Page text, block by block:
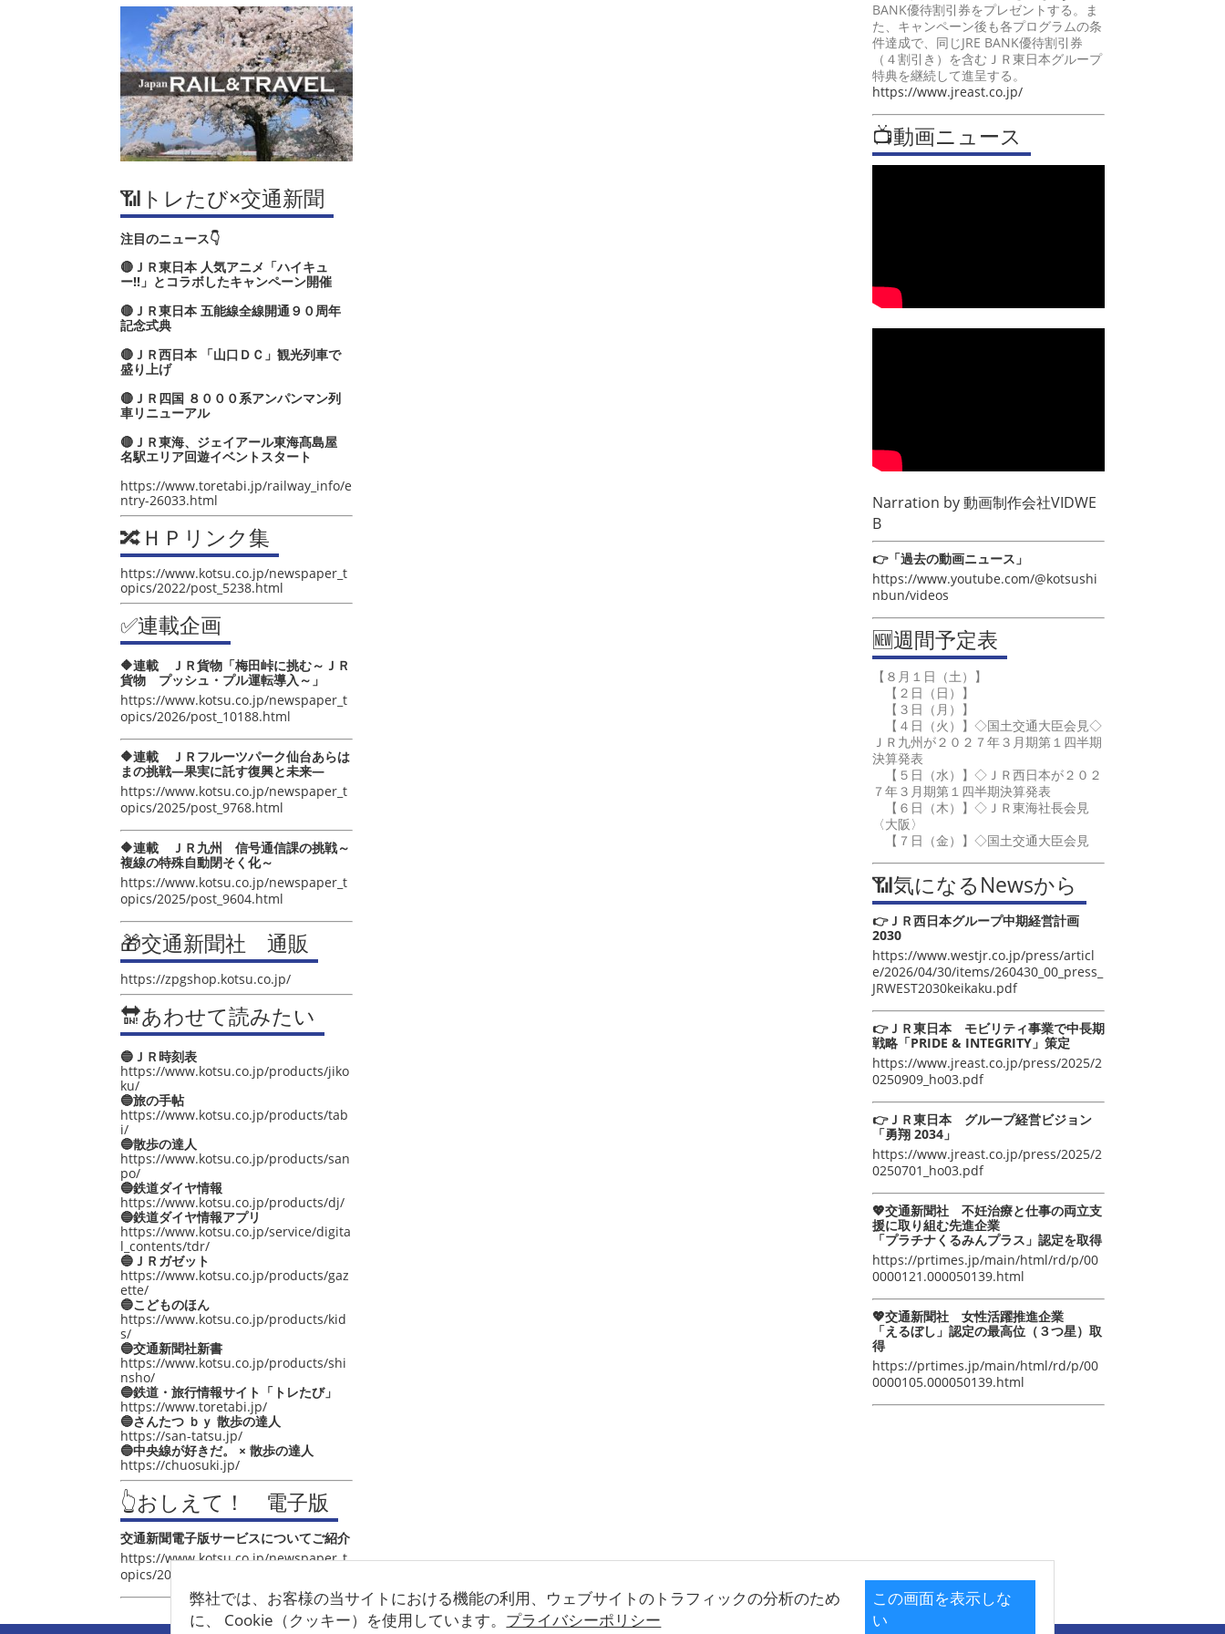
弊社では、お客様の当サイトにおける機能の利用、ウェブサイトのトラフィックの分析のため
に、 Cookie（クッキー）を使用しています。 プライバシーポリシー
この画面を表示しな
い
📶トレたび×交通新聞
注目のニュース👇
🔴ＪＲ東日本 人気アニメ「ハイキュ
ー‼」とコラボしたキャンペーン開催
🔴ＪＲ東日本 五能線全線開通９０周年
記念式典
🔴ＪＲ西日本 「山口ＤＣ」観光列車で
盛り上げ
🔴ＪＲ四国 ８０００系アンパンマン列
車リニューアル
🔴ＪＲ東海、ジェイアール東海髙島屋
名駅エリア回遊イベントスタート
https://www.toretabi.jp/railway_info/e
ntry-26033.html
🔀ＨＰリンク集
https://www.kotsu.co.jp/newspaper_t
opics/2022/post_5238.html
✅連載企画
🔶連載 ＪＲ貨物「梅田峠に挑む～ＪＲ
貨物 プッシュ・プル運転導入～」
https://www.kotsu.co.jp/newspaper_t
opics/2026/post_10188.html
🔶連載 ＪＲフルーツパーク仙台あらは
まの挑戦―果実に託す復興と未来―
https://www.kotsu.co.jp/newspaper_t
opics/2025/post_9768.html
🔶連載 ＪＲ九州 信号通信課の挑戦～
複線の特殊自動閉そく化～
https://www.kotsu.co.jp/newspaper_t
opics/2025/post_9604.html
🎁交通新聞社 通販
https://zpgshop.kotsu.co.jp/
🔛あわせて読みたい
🔵ＪＲ時刻表
https://www.kotsu.co.jp/products/jiko
ku/
🔵旅の手帖
https://www.kotsu.co.jp/products/tab
i/
🔵散歩の達人
https://www.kotsu.co.jp/products/san
po/
🔵鉄道ダイヤ情報
https://www.kotsu.co.jp/products/dj/
🔵鉄道ダイヤ情報アプリ
https://www.kotsu.co.jp/service/digita
l_contents/tdr/
🔵ＪＲガゼット
https://www.kotsu.co.jp/products/gaz
ette/
🔵こどものほん
https://www.kotsu.co.jp/products/kid
s/
🔵交通新聞社新書
https://www.kotsu.co.jp/products/shi
nsho/
🔵鉄道・旅行情報サイト「トレたび」
https://www.toretabi.jp/
🔵さんたつ ｂｙ 散歩の達人
https://san-tatsu.jp/
🔵中央線が好きだ。 × 散歩の達人
https://chuosuki.jp/
👆おしえて！ 電子版
交通新聞電子版サービスについてご紹介
https://www.kotsu.co.jp/newspaper_t
opics/2021/post_4048.html
BANK優待割引券をプレゼントする。ま
た、キャンペーン後も各プログラムの条
件達成で、同じJRE BANK優待割引券
（４割引き）を含むＪＲ東日本グループ
特典を継続して進呈する。
https://www.jreast.co.jp/
📺動画ニュース
Narration by動画制作会社VIDWE
B
👉「過去の動画ニュース」
https://www.youtube.com/@kotsushi
nbun/videos
🆕週間予定表
【８月１日（土）】
【２日（日）】
【３日（月）】
【４日（火）】◇国土交通大臣会見◇
ＪＲ九州が２０２７年３月期第１四半期
決算発表
【５日（水）】◇ＪＲ西日本が２０２
７年３月期第１四半期決算発表
【６日（木）】◇ＪＲ東海社長会見
〈大阪〉
【７日（金）】◇国土交通大臣会見
📶気になるNewsから
👉ＪＲ西日本グループ中期経営計画
2030
https://www.westjr.co.jp/press/articl
e/2026/04/30/items/260430_00_press_
JRWEST2030keikaku.pdf
👉ＪＲ東日本 モビリティ事業で中長期
戦略「PRIDE & INTEGRITY」策定
https://www.jreast.co.jp/press/2025/2
0250909_ho03.pdf
👉ＪＲ東日本 グループ経営ビジョン
「勇翔 2034」
https://www.jreast.co.jp/press/2025/2
0250701_ho03.pdf
💖交通新聞社 不妊治療と仕事の両立支
援に取り組む先進企業
「プラチナくるみんプラス」認定を取得
https://prtimes.jp/main/html/rd/p/00
0000121.000050139.html
💖交通新聞社 女性活躍推進企業
「えるぼし」認定の最高位（３つ星）取
得
https://prtimes.jp/main/html/rd/p/00
0000105.000050139.html